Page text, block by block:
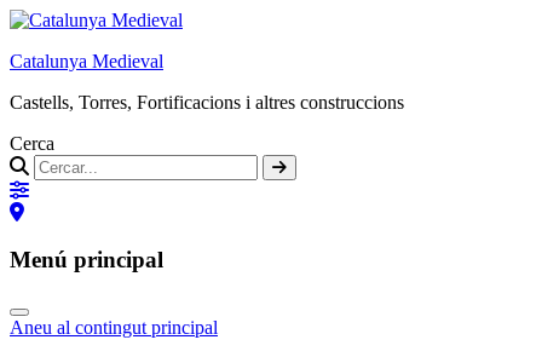
Catalunya Medieval
Castells, Torres, Fortificacions i altres construccions
Cerca
Menú principal
Aneu al contingut principal